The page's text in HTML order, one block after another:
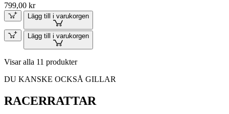
799,00 kr
Lägg till i varukorgen
Lägg till i varukorgen
Visar alla 11 produkter
DU KANSKE OCKSÅ GILLAR
RACERRATTAR